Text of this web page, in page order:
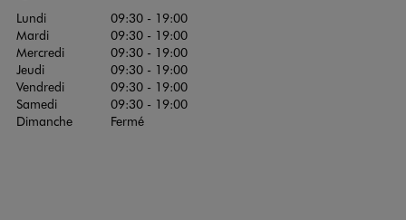
Lundi
09:30 - 19:00
Mardi
09:30 - 19:00
Mercredi
09:30 - 19:00
Jeudi
09:30 - 19:00
Vendredi
09:30 - 19:00
Samedi
09:30 - 19:00
Dimanche
Fermé